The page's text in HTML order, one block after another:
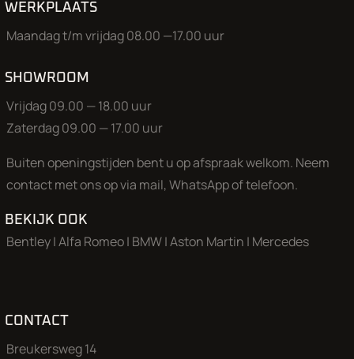
WERKPLAATS
Maandag t/m vrijdag 08.00 —17.00 uur
SHOWROOM
Vrijdag 09.00 — 18.00 uur
Zaterdag 09.00 — 17.00 uur
Buiten openingstijden bent u op afspraak welkom. Neem
contact met ons op via mail, WhatsApp of telefoon.
BEKIJK OOK
Bentley|Alfa Romeo| BMW|Aston Martin | Mercedes
CONTACT
Breukersweg 14